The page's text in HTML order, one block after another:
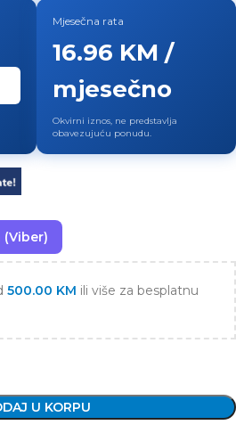
Mjesečna rata
16.96 KM /
mjesečno
Okvirni iznos, ne predstavlja
obavezujuću ponudu.
(Viber)
500.00 KM ili više za besplatnu
U KORPU